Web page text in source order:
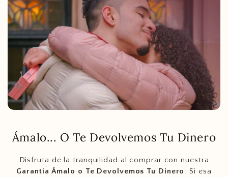
Ámalo... O Te Devolvemos Tu Dinero
Disfruta de la tranquilidad al comprar con nuestra
Garantía Ámalo o Te Devolvemos Tu Dinero. Si esa